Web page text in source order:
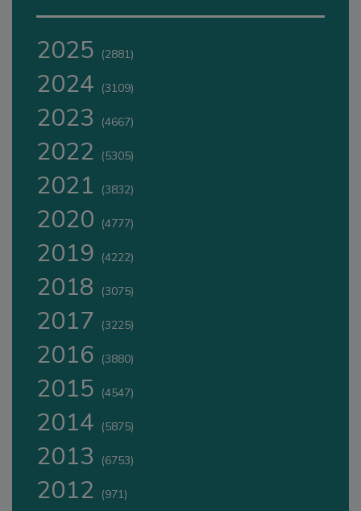
2025 (2881)
2024 (3109)
2023 (4667)
2022 (5305)
2021 (3832)
2020 (4777)
2019 (4222)
2018 (3075)
2017 (3225)
2016 (3880)
2015 (4547)
2014 (5875)
2013 (6753)
2012 (971)